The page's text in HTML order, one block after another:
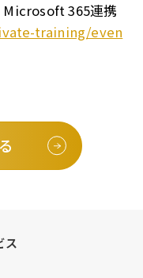
365連携
training/even
ス